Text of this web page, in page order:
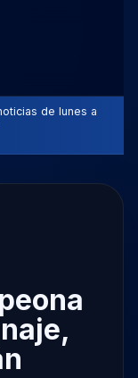
de lunes a